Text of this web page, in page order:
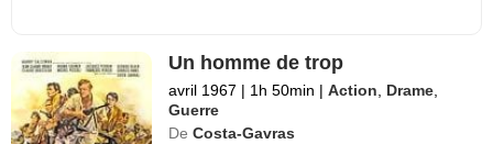
Un homme de trop
avril 1967 | 1h 50min | Action Drame
Guerre
De Costa-Gavras